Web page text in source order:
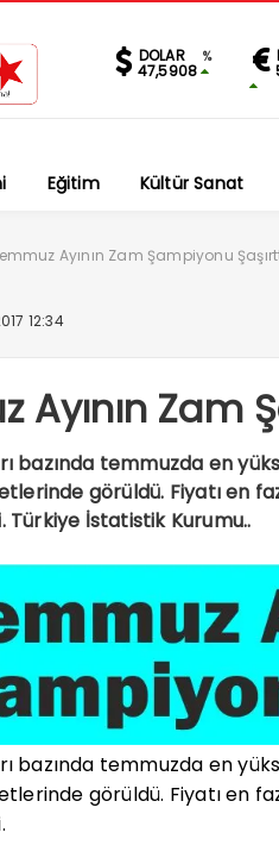
DOLAR %
47,5908
Eğitim Kültür Sanat
Ayının Zam Şampiyonu
12:34
Ayının Zam
bazında temmuzda en
görüldü. Fiyatı en
Türkiye İstatistik Kurumu..
bazında temmuzda en
görüldü. Fiyatı en